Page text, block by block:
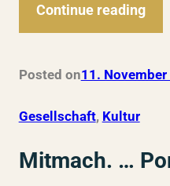
Continue reading
Posted on11. November
Gesellschaft, Kultur
Mitmach. …